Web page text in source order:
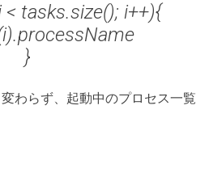
tasks.size(); i++){
}
わらず、起動中のプロセス一覧